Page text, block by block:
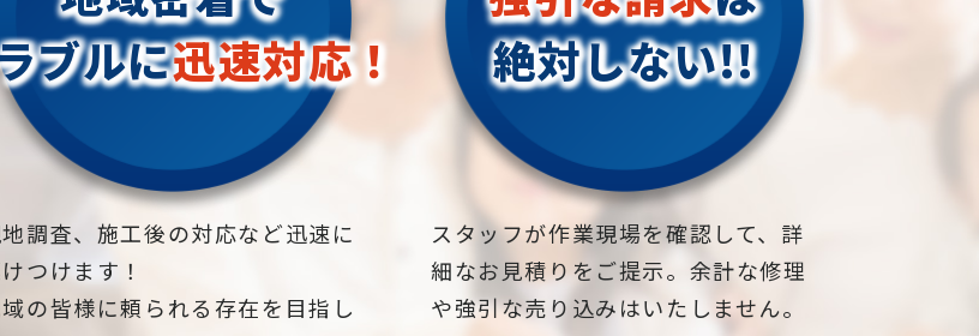
ブルに迅速対応！
調査、施工後の対応など迅速に
つけます！
の皆様に頼られる存在を目指し
絶対しない!!
スタッフが作業現場を確認して、詳
細なお見積りをご提示。余計な修理
や強引な売り込みはいたしません。